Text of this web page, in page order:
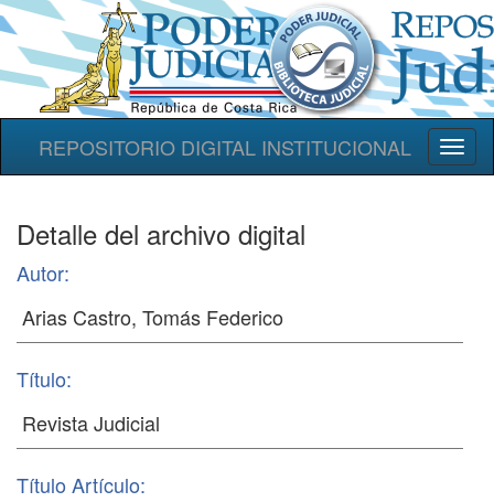
REPOSITORIO DIGITAL INSTITUCIONAL
Detalle del archivo digital
Autor:
Título:
Título Artículo: